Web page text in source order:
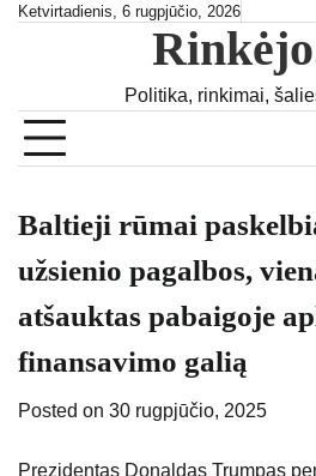
SkipKetvirtadienis, 6 rugpjūčio, 2026
Politika, rinkimai,
Baltieji rūmai
užsienio pagalbos,
atšauktas pabaigoje
finansavimo galią
Posted on 30 rugpjūčio, 2025
Prezidentas Donaldas Trumpas